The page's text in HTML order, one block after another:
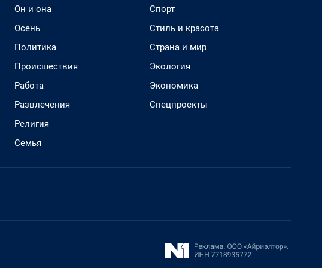
Он и она
Осень
Политика
Происшествия
Работа
Развлечения
Религия
Семья
Спорт
Стиль и красота
Страна и мир
Экология
Экономика
Спецпроекты